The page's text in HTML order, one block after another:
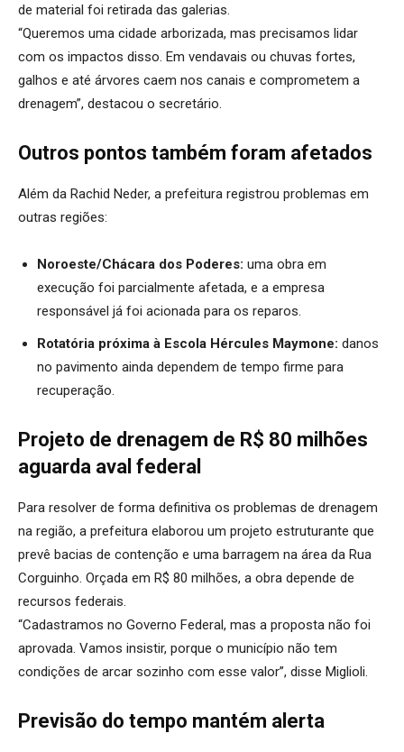
de material foi retirada das galerias.
“Queremos uma cidade arborizada, mas precisamos lidar
com os impactos disso. Em vendavais ou chuvas fortes,
galhos e até árvores caem nos canais e comprometem a
drenagem”, destacou o secretário.
Outros pontos também foram afetados
Além da Rachid Neder, a prefeitura registrou problemas em
outras regiões:
Noroeste/Chácara dos Poderes: uma obra em
execução foi parcialmente afetada, e a empresa
responsável já foi acionada para os reparos.
Rotatória próxima à Escola Hércules Maymone: danos
no pavimento ainda dependem de tempo firme para
recuperação.
Projeto de drenagem de R$ 80 milhões
aguarda aval federal
Para resolver de forma definitiva os problemas de drenagem
na região, a prefeitura elaborou um projeto estruturante que
prevê bacias de contenção e uma barragem na área da Rua
Corguinho. Orçada em R$ 80 milhões, a obra depende de
recursos federais.
“Cadastramos no Governo Federal, mas a proposta não foi
aprovada. Vamos insistir, porque o município não tem
condições de arcar sozinho com esse valor”, disse Miglioli.
Previsão do tempo mantém alerta